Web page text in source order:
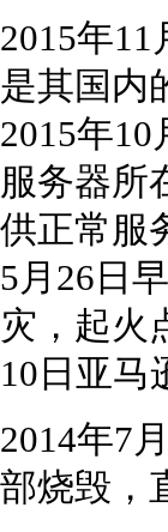
2015年
是其国内
2015年
服务器所
供正常服
5月26日
灾，起火
10日亚马
2014年7
部烧毁，